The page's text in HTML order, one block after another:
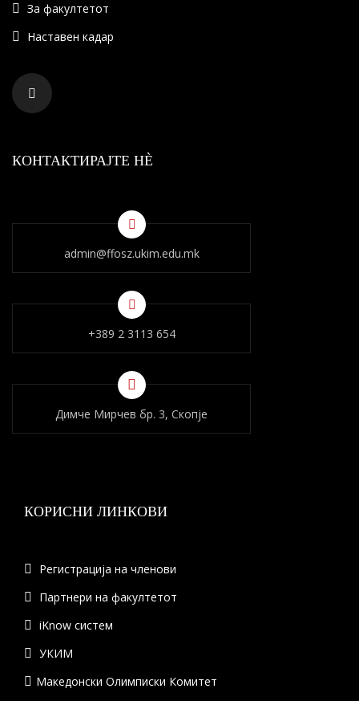
За факултетот
Наставен кадар
КОНТАКТИРАЈТЕ НÈ
admin@ffosz.ukim.edu.mk
+389 2 3113 654
Димче Мирчев бр. 3, Скопје
КОРИСНИ ЛИНКОВИ
Регистрација на членови
Партнери на факултетот
iKnow систем
УКИМ
Македонски Олимписки Комитет